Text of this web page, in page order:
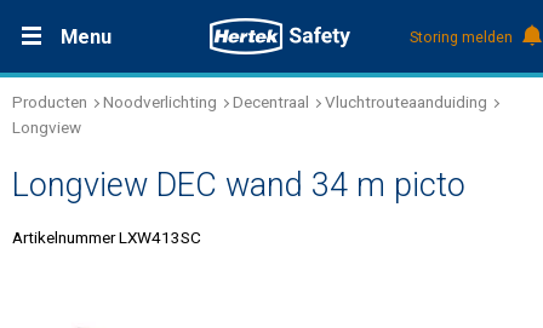
Menu
Oplossingen
Producten
Storing melden
Productdocumentatie (DMS)
+31 (0)495 584111
Producten Noodverlichting Decentraal
Vluchtrouteaanduiding
Longview
Longview DEC wand 34 m picto
Artikelnummer LXW413SC